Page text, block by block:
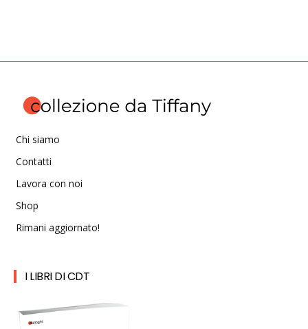
Chi siamo
Contatti
Lavora con noi
Shop
Rimani aggiornato!
I LIBRI DI CDT